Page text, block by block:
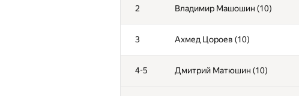
2 Владимир Машошин (10)
3 Ахмед Цороев (10)
4-5 Дмитрий Матюшин (10)